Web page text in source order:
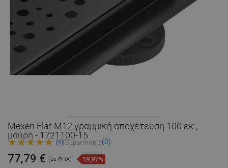
Mexen Flat M12 γραμμική αποχέτευση 100 εκ.,
μαύρη - 1721100-15
(4) Ερωτήσεις(0)
77,79 € (με ΦΠΑ) 19,97%